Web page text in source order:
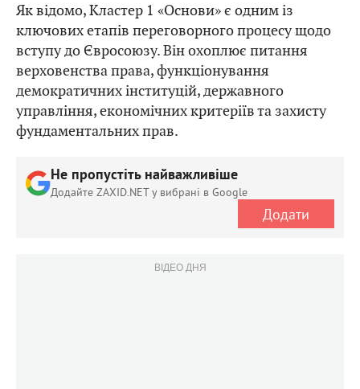
Як відомо, Кластер 1 «Основи» є одним із
ключових етапів переговорного процесу щодо
вступу до Євросоюзу. Він охоплює питання
верховенства права, функціонування
демократичних інституцій, державного
управління, економічних критеріїв та захисту
фундаментальних прав.
Не пропустіть найважливіше
Додайте ZAXID.NET у вибрані в Google
Додати
ВІДЕО ДНЯ